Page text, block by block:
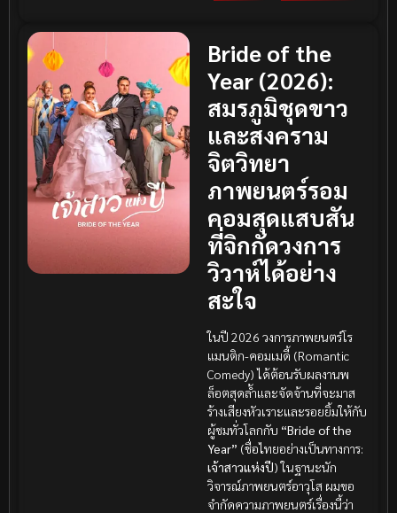
Bride of the
Year (2026):
สมรภูมิชุดขาว
และสงคราม
จิตวิทยา
ภาพยนตร์รอม
คอมสุดแสบสัน
ที่จิกกัดวงการ
วิวาห์ได้อย่าง
สะใจ
ในปี 2026 วงการภาพยนตร์โร
แมนติก-คอมเมดี้ (Romantic
Comedy) ได้ต้อนรับผลงานพ
ล็อตสุดล้ำและจัดจ้านที่จะมาส
ร้างเสียงหัวเราะและรอยยิ้มให้กับ
ผู้ชมทั่วโลกกับ “Bride of the
Year” (ชื่อไทยอย่างเป็นทางการ:
เจ้าสาวแห่งปี) ในฐานะนัก
วิจารณ์ภาพยนตร์อาวุโส ผมขอ
จำกัดความภาพยนตร์เรื่องนี้ว่า